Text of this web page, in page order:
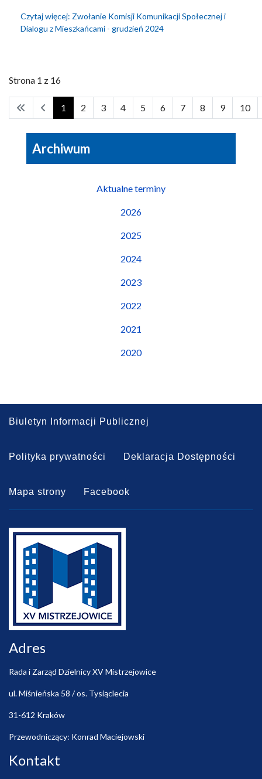
Czytaj więcej: Zwołanie Komisji Komunikacji Społecznej i
Dialogu z Mieszkańcami - grudzień 2024
Strona 1 z 16
1 2 3 4 5 6 7 8 9 10
Archiwum
Aktualne terminy
2026
2025
2024
2023
2022
2021
2020
Biuletyn Informacji Publicznej
Polityka prywatności Deklaracja Dostępności
Mapa strony Facebook
Adres
Rada i Zarząd Dzielnicy XV Mistrzejowice
ul. Miśnieńska 58 / os. Tysiąclecia
31-612 Kraków
Przewodniczący: Konrad Maciejowski
Kontakt